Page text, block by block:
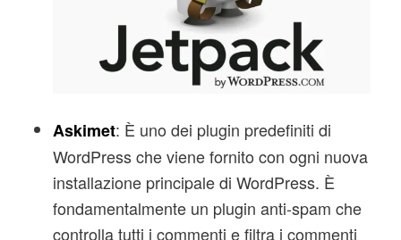
Askimet: È uno dei plugin predefiniti di
WordPress che viene fornito con ogni nuova
installazione principale di WordPress. È
fondamentalmente un plugin anti-spam che
controlla tutti i commenti e filtra i commenti